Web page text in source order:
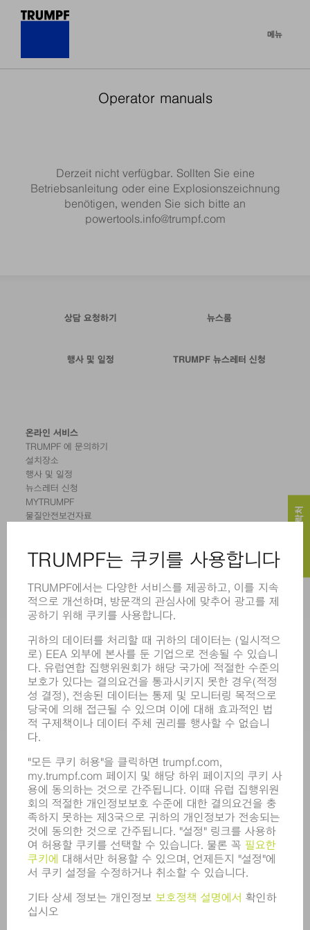
메뉴
Operator manuals
Derzeit nicht verfügbar. Sollten Sie eine
Betriebsanleitung oder eine Explosionszeichnung
benötigen, wenden Sie sich bitte an
powertools.info@trumpf.com
서비스 & 연락처
상담 요청하기 뉴스룸
행사 및 일정 TRUMPF 뉴스레터 신청
온라인 서비스
TRUMPF 에 문의하기
설치장소
행사 및 일정
뉴스레터 신청
MYTRUMPF
물질안전보건자료
레이저
전동 툴
SMART FACTORY
소프트웨어
어플리케이션
부문
기업
경력
모집
기업 프로필
이사회
영업 보고서
규정 준수
내부고발자 시스템
보안
보도 자료
매거진
지속가능성
환경 & 기후
사회 & 기업
기업 경영